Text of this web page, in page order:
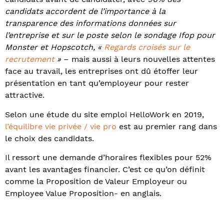
candidats accordent de l’importance à la
transparence des informations données sur
l’entreprise et sur le poste selon le sondage Ifop pour
Monster et Hopscotch, « Regards croisés sur le
recrutement » – mais aussi à leurs nouvelles attentes
face au travail, les entreprises ont dû étoffer leur
présentation en tant qu’employeur pour rester
attractive.
Selon une étude du site emploi HelloWork en 2019,
l’équilibre vie privée / vie pro est au premier rang dans
le choix des candidats.
Il ressort une demande d’horaires flexibles pour 52%
avant les avantages financier. C’est ce qu’on définit
comme la Proposition de Valeur Employeur ou
Employee Value Proposition- en anglais.